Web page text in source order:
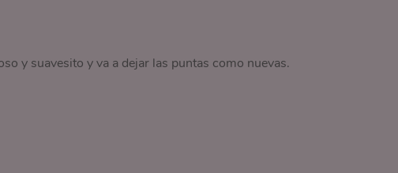
y suavesito y va a dejar las puntas como nuevas.